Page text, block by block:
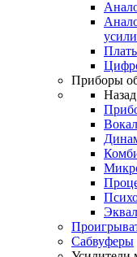
Приборы
Назад
Сабвуферы